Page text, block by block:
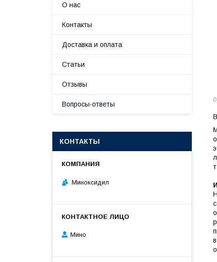
О нас
Контакты
Доставка и оплата
Статьи
Отзывы
Вопросы-ответы
КОНТАКТЫ
Миноксидил
Мино